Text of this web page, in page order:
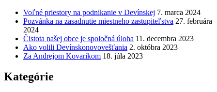
Voľné priestory na podnikanie v Devínskej 7. marca 2024
Pozvánka na zasadnutie miestneho zastupiteľstva 27. februára
2024
Čistota našej obce je spoločná úloha 11. decembra 2023
Ako volili Devínskonovovešťania 2. októbra 2023
Za Andrejom Kovarikom 18. júla 2023
Kategórie